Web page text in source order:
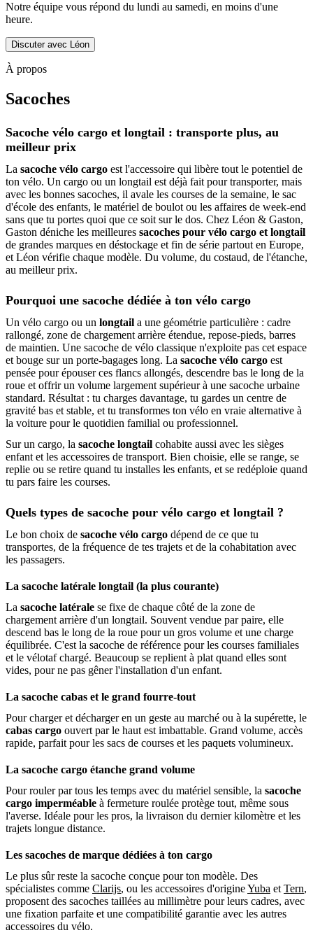
Notre équipe vous répond du lundi au samedi, en moins d'une
heure.
Discuter avec Léon
À propos
Sacoches
Sacoche vélo cargo et longtail : transporte plus, au
meilleur prix
La sacoche vélo cargo est l'accessoire qui libère tout le potentiel de
ton vélo. Un cargo ou un longtail est déjà fait pour transporter, mais
avec les bonnes sacoches, il avale les courses de la semaine, le sac
d'école des enfants, le matériel de boulot ou les affaires de week-end
sans que tu portes quoi que ce soit sur le dos. Chez Léon & Gaston,
Gaston déniche les meilleures sacoches pour vélo cargo et longtail
de grandes marques en déstockage et fin de série partout en Europe,
et Léon vérifie chaque modèle. Du volume, du costaud, de l'étanche,
au meilleur prix.
Pourquoi une sacoche dédiée à ton vélo cargo
Un vélo cargo ou un longtail a une géométrie particulière : cadre
rallongé, zone de chargement arrière étendue, repose-pieds, barres
de maintien. Une sacoche de vélo classique n'exploite pas cet espace
et bouge sur un porte-bagages long. La sacoche vélo cargo est
pensée pour épouser ces flancs allongés, descendre bas le long de la
roue et offrir un volume largement supérieur à une sacoche urbaine
standard. Résultat : tu charges davantage, tu gardes un centre de
gravité bas et stable, et tu transformes ton vélo en vraie alternative à
la voiture pour le quotidien familial ou professionnel.
Sur un cargo, la sacoche longtail cohabite aussi avec les sièges
enfant et les accessoires de transport. Bien choisie, elle se range, se
replie ou se retire quand tu installes les enfants, et se redéploie quand
tu pars faire les courses.
Quels types de sacoche pour vélo cargo et longtail ?
Le bon choix de sacoche vélo cargo dépend de ce que tu
transportes, de la fréquence de tes trajets et de la cohabitation avec
les passagers.
La sacoche latérale longtail (la plus courante)
La sacoche latérale se fixe de chaque côté de la zone de
chargement arrière d'un longtail. Souvent vendue par paire, elle
descend bas le long de la roue pour un gros volume et une charge
équilibrée. C'est la sacoche de référence pour les courses familiales
et le vélotaf chargé. Beaucoup se replient à plat quand elles sont
vides, pour ne pas gêner l'installation d'un enfant.
La sacoche cabas et le grand fourre-tout
Pour charger et décharger en un geste au marché ou à la supérette, le
cabas cargo ouvert par le haut est imbattable. Grand volume, accès
rapide, parfait pour les sacs de courses et les paquets volumineux.
La sacoche cargo étanche grand volume
Pour rouler par tous les temps avec du matériel sensible, la sacoche
cargo imperméable à fermeture roulée protège tout, même sous
l'averse. Idéale pour les pros, la livraison du dernier kilomètre et les
trajets longue distance.
Les sacoches de marque dédiées à ton cargo
Le plus sûr reste la sacoche conçue pour ton modèle. Des
spécialistes comme Clarijs, ou les accessoires d'origineYuba et Tern,
proposent des sacoches taillées au millimètre pour leurs cadres, avec
une fixation parfaite et une compatibilité garantie avec les autres
accessoires du vélo.